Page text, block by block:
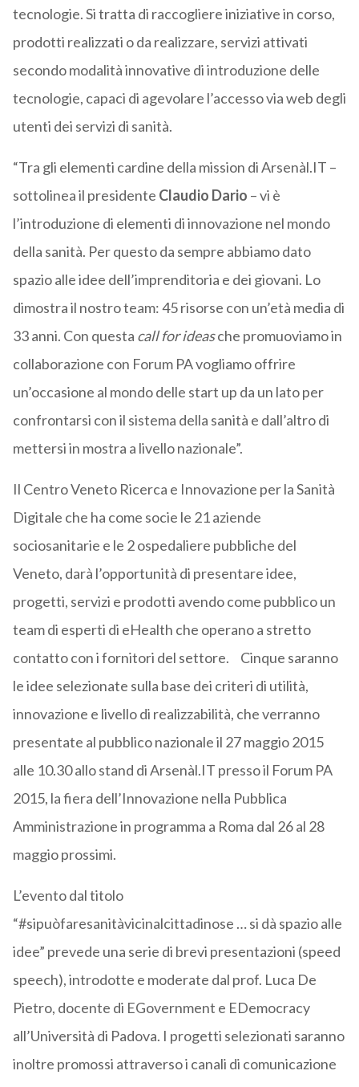
tecnologie. Si tratta di raccogliere iniziative in corso,
prodotti realizzati o da realizzare, servizi attivati
secondo modalità innovative di introduzione delle
tecnologie, capaci di agevolare l’accesso via web degli
utenti dei servizi di sanità.
“Tra gli elementi cardine della mission di Arsenàl.IT –
sottolinea il presidente Claudio Dario – vi è
l’introduzione di elementi di innovazione nel mondo
della sanità. Per questo da sempre abbiamo dato
spazio alle idee dell’imprenditoria e dei giovani. Lo
dimostra il nostro team: 45 risorse con un’età media di
33 anni. Con questa call for ideasche promuoviamo in
collaborazione con Forum PA vogliamo offrire
un’occasione al mondo delle start up da un lato per
confrontarsi con il sistema della sanità e dall’altro di
mettersi in mostra a livello nazionale”.
Il Centro Veneto Ricerca e Innovazione per la Sanità
Digitale che ha come socie le 21 aziende
sociosanitarie e le 2 ospedaliere pubbliche del
Veneto, darà l’opportunità di presentare idee,
progetti, servizi e prodotti avendo come pubblico un
team di esperti di eHealth che operano a stretto
contatto con i fornitori del settore. Cinque saranno
le idee selezionate sulla base dei criteri di utilità,
innovazione e livello di realizzabilità, che verranno
presentate al pubblico nazionale il 27 maggio 2015
alle 10.30 allo stand di Arsenàl.IT presso il Forum PA
2015, la fiera dell’Innovazione nella Pubblica
Amministrazione in programma a Roma dal 26 al 28
maggio prossimi.
L’evento dal titolo
“#sipuòfaresanitàvicinalcittadinose … si dà spazio alle
idee” prevede una serie di brevi presentazioni (speed
speech), introdotte e moderate dal prof. Luca De
Pietro, docente di EGovernment e EDemocracy
all’Università di Padova. I progetti selezionati saranno
inoltre promossi attraverso i canali di comunicazione